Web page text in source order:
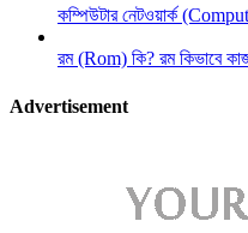
কম্পিউটার নেটওয়ার্ক
রম (Rom) কি? রম কিভাবে
Advertisement